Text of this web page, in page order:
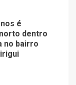
é
dentro
no bairro